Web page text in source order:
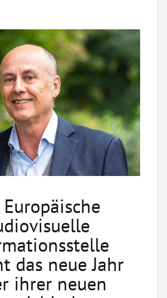
das neue Jahr
ihrer neuen